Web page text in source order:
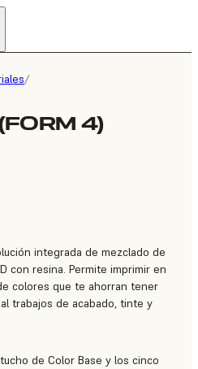
/
4)
integrada de mezclado de
con resina. Permite imprimir en
colores que te ahorran tener
trabajos de acabado, tinte y
de Color Base y los cinco